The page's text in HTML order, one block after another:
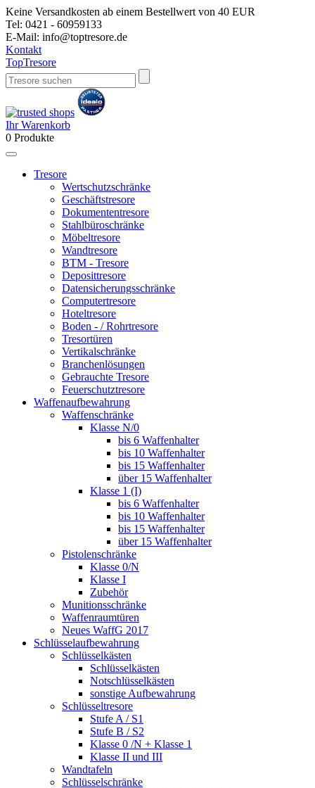
Keine Versandkosten ab einem Bestellwert von 40 EUR
Tel: 0421 - 60959133
E-Mail: info@toptresore.de
Kontakt
TopTresore
Ihr Warenkorb
0 Produkte
Tresore
Wertschutzschränke
Geschäftstresore
Dokumententresore
Stahlbüroschränke
Möbeltresore
Wandtresore
BTM - Tresore
Deposittresore
Datensicherungsschränke
Computertresore
Hoteltresore
Boden - / Rohrtresore
Tresortüren
Vertikalschränke
Branchenlösungen
Gebrauchte Tresore
Feuerschutztresore
Waffenaufbewahrung
Waffenschränke
Klasse N/0
bis 6 Waffenhalter
bis 10 Waffenhalter
bis 15 Waffenhalter
über 15 Waffenhalter
Klasse 1 (I)
bis 6 Waffenhalter
bis 10 Waffenhalter
bis 15 Waffenhalter
über 15 Waffenhalter
Pistolenschränke
Klasse 0/N
Klasse I
Zubehör
Munitionsschränke
Waffenraumtüren
Neues WaffG 2017
Schlüsselaufbewahrung
Schlüsselkästen
Schlüsselkästen
Notschlüsselkästen
sonstige Aufbewahrung
Schlüsseltresore
Stufe A / S1
Stufe B / S2
Klasse 0 /N + Klasse 1
Klasse II und III
Wandtafeln
Schlüsselschränke